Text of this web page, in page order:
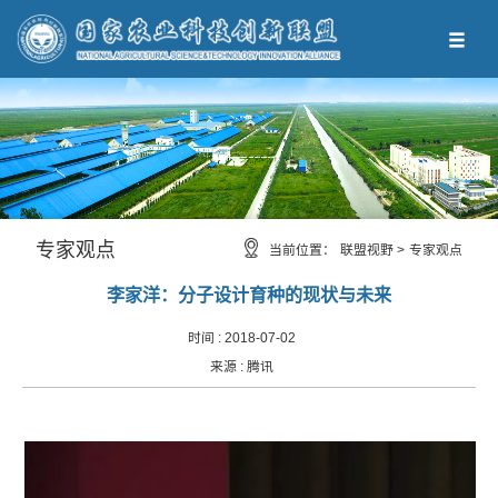
专家观点 当前位置： 联盟视野 > 专家观点
李家洋：分子设计育种的现状与未来
时间 : 2018-07-02
来源 : 腾讯